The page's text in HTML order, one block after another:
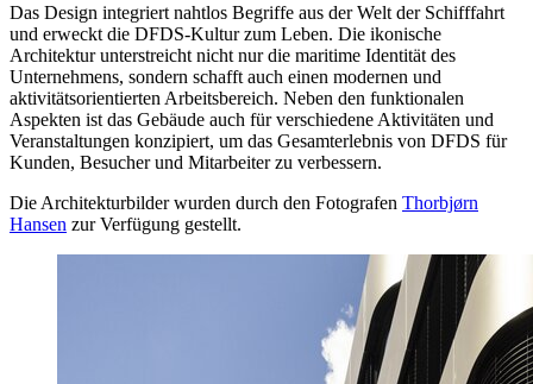
Das Design integriert nahtlos Begriffe aus der Welt der Schifffahrt
und erweckt die DFDS-Kultur zum Leben. Die ikonische
Architektur unterstreicht nicht nur die maritime Identität des
Unternehmens, sondern schafft auch einen modernen und
aktivitätsorientierten Arbeitsbereich. Neben den funktionalen
Aspekten ist das Gebäude auch für verschiedene Aktivitäten und
Veranstaltungen konzipiert, um das Gesamterlebnis von DFDS für
Kunden, Besucher und Mitarbeiter zu verbessern.
Die Architekturbilder wurden durch den Fotografen Thorbjørn
Hansen zur Verfügung gestellt.